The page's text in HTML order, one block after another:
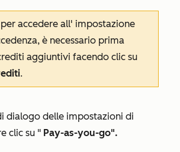
per accedere all' impostazione
, è necessario prima
aggiuntivi facendo clic su
.
dialogo delle impostazioni di
clic su " Pay-as-you-go".